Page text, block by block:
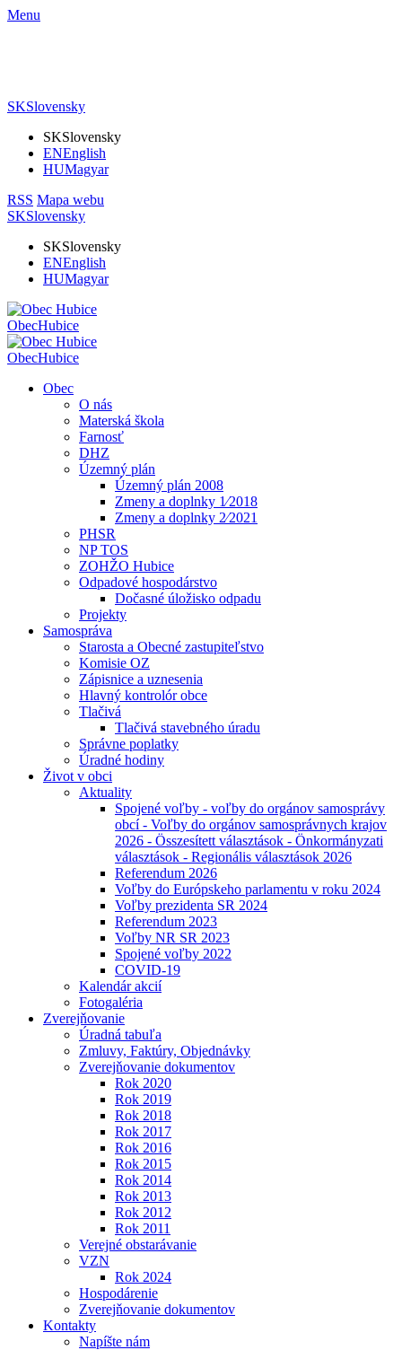
Menu
SKSlovensky
SKSlovensky
ENEnglish
HUMagyar
RSS Mapa webu
SKSlovensky
SKSlovensky
ENEnglish
HUMagyar
ObecHubice
ObecHubice
Obec
O nás
Materská škola
Farnosť
DHZ
Územný plán
Územný plán 2008
Zmeny a doplnky 1⁄2018
Zmeny a doplnky 2⁄2021
PHSR
NP TOS
ZOHŽO Hubice
Odpadové hospodárstvo
Dočasné úložisko odpadu
Projekty
Samospráva
Starosta a Obecné zastupiteľstvo
Komisie OZ
Zápisnice a uznesenia
Hlavný kontrolór obce
Tlačivá
Tlačivá stavebného úradu
Správne poplatky
Úradné hodiny
Život v obci
Aktuality
Spojené voľby - voľby do orgánov samosprávy
obcí - Voľby do orgánov samosprávnych krajov
2026 - Összesített választások - Önkormányzati
választások - Regionális választások 2026
Referendum 2026
Voľby do Európskeho parlamentu v roku 2024
Voľby prezidenta SR 2024
Referendum 2023
Voľby NR SR 2023
Spojené voľby 2022
COVID-19
Kalendár akcií
Fotogaléria
Zverejňovanie
Úradná tabuľa
Zmluvy, Faktúry, Objednávky
Zverejňovanie dokumentov
Rok 2020
Rok 2019
Rok 2018
Rok 2017
Rok 2016
Rok 2015
Rok 2014
Rok 2013
Rok 2012
Rok 2011
Verejné obstarávanie
VZN
Rok 2024
Hospodárenie
Zverejňovanie dokumentov
Kontakty
Napíšte nám